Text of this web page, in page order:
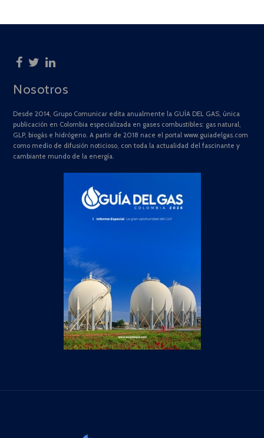
Nosotros
Desde 2014, Grupo Comunicar edita anualmente la GUÍA DEL GAS, única
publicación en Colombia especializada en gases combustibles: gas natural,
GLP, biogás e hidrógeno. A partir de 2018 nace el portal www.guiadelgas.com
como medio de difusión noticioso, con toda la actualidad del fascinante y
cambiante mundo de la energía.